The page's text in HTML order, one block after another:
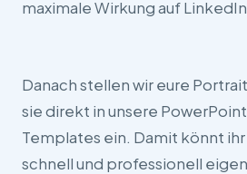
maximale Wirkung auf
Danach stellen wir eure
sie direkt in unsere
Templates ein. Damit könnt
schnell und professionell